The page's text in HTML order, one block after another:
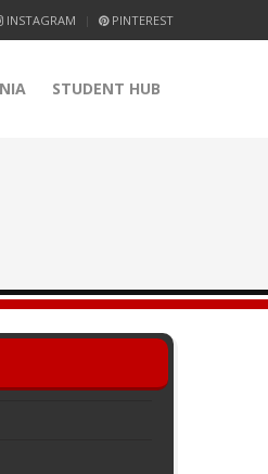
INSTAGRAM PINTEREST
STUDENT HUB